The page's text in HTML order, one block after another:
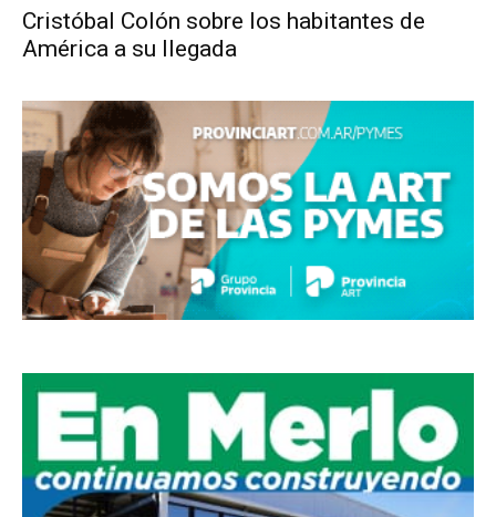
Cristóbal Colón sobre los habitantes de
América a su llegada